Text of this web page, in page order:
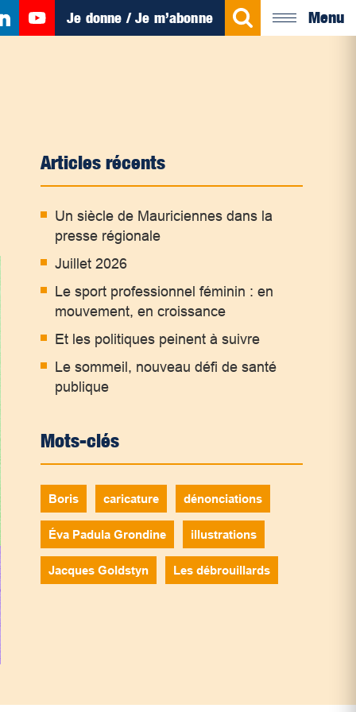
Je donne / Je m’abonne Menu
Articles récents
Un siècle de Mauriciennes dans la
presse régionale
Juillet 2026
Le sport professionnel féminin : en
mouvement, en croissance
Et les politiques peinent à suivre
Le sommeil, nouveau défi de santé
publique
Mots-clés
Boris caricature dénonciations
Éva Padula Grondine illustrations
Jacques Goldstyn Les débrouillards